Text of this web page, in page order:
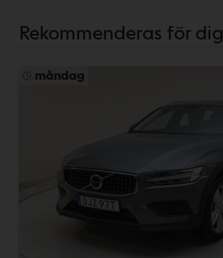
Rekommenderas för dig
måndag